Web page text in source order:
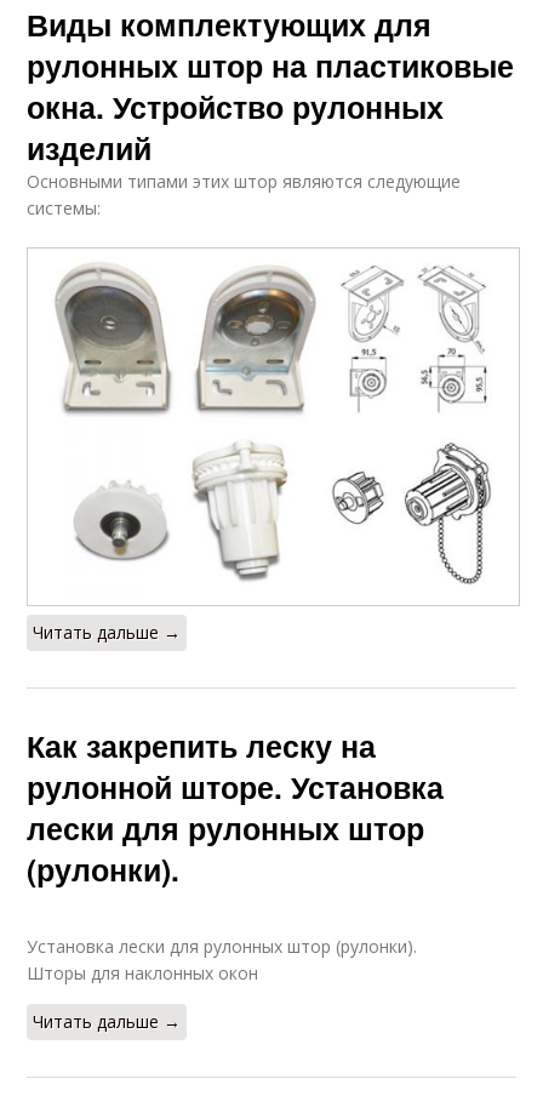
Виды комплектующих для
рулонных штор на пластиковые
окна. Устройство рулонных
изделий
Основными типами этих штор являются следующие
системы:
Читать дальше →
Как закрепить леску на
рулонной шторе. Установка
лески для рулонных штор
(рулонки).
Установка лески для рулонных штор (рулонки).
Шторы для наклонных окон
Читать дальше →